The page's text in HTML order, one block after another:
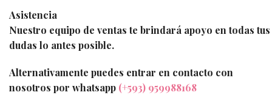
Asistencia
Nuestro equipo de ventas te brindará apoyo en todas tus
dudas lo antes posible.
Alternativamente puedes entrar en contacto con
nosotros por whatsapp (+593) 959988168